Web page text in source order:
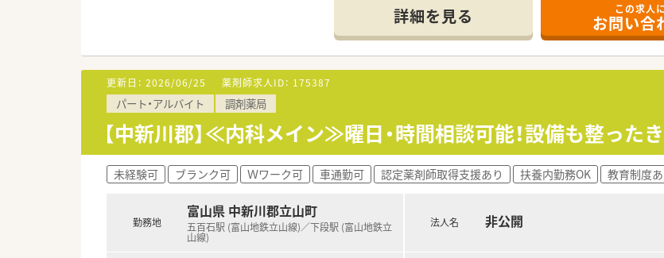
詳細を見る この求人に
お問い合
更新日： 2026/06/25 薬剤師求人ID： 175387
パート・アルバイト 調剤薬局
【中新川郡】≪内科メイン≫曜日・時間相談可能！設備も整った
未経験可 ブランク可 Ｗワーク可 車通勤可 認定薬剤師取得支援あり 扶養内勤務OK 教育制度あ
勤務地
富山県 中新川郡立山町
五百石駅 (富山地鉄立山線)／下段駅 (富山地鉄立
山線)
法人名 非公開